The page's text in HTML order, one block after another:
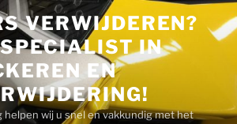
VERWIJDEREN?
IN
EN
helpen wij u snel en vakkundig met het